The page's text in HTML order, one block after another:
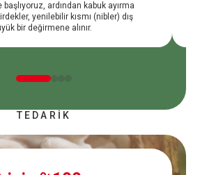
ardından kabuk ayırma
yenilebilir kısmı (nibler) dış
bir değirmene alınır.
TEDARİK